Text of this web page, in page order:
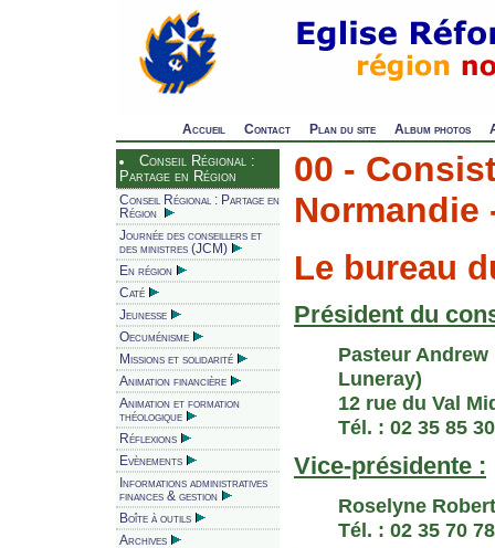
Accueil Contact Plan du site Album photos
Conseil Régional :
Partage en Région
Conseil Régional : Partage en
Région
Journée des conseillers et
des ministres (JCM)
En région
Caté
Jeunesse
Oecuménisme
Missions et solidarité
Animation financière
Animation et formation
théologique
Réflexions
Evènements
Informations administratives
finances & gestion
Boîte à outils
Archives
00 -
Normandie
Le bureau
Président du
Pasteur Andrew
Luneray)
12 rue du Val
Tél. : 02 35 85
Vice-présidente :
Roselyne
Tél. : 02 35 70